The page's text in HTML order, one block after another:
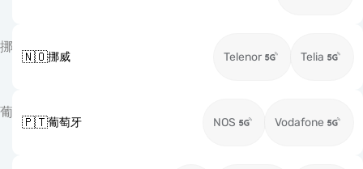
挪
🇳🇴挪威 Telenor Telia
葡
🇵🇹葡萄牙 NOS Vodafone